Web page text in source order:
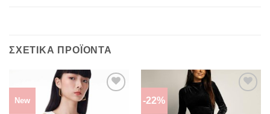
ΣΧΕΤΙΚΆ ΠΡΟΪΌΝΤΑ
New -22%